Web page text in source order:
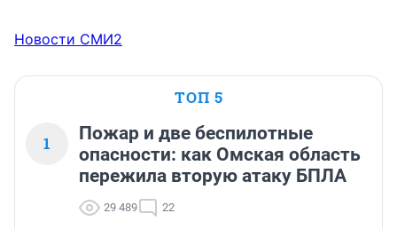
Новости СМИ2
ТОП 5
1
Пожар и две беспилотные
опасности: как Омская область
пережила вторую атаку БПЛА
29 489 22